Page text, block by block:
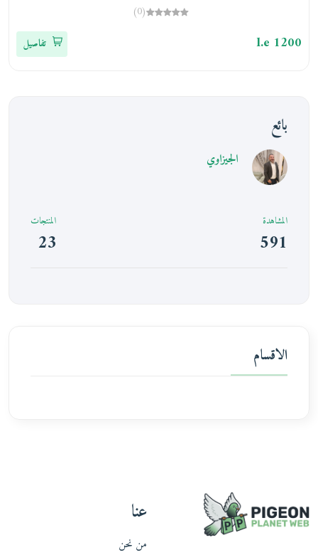
(0)
l.e 1200 تفاصيل
بائع
الجيزاوي
المشاهدة
591
المنتجات
23
الاقسام
عنا
من نحن